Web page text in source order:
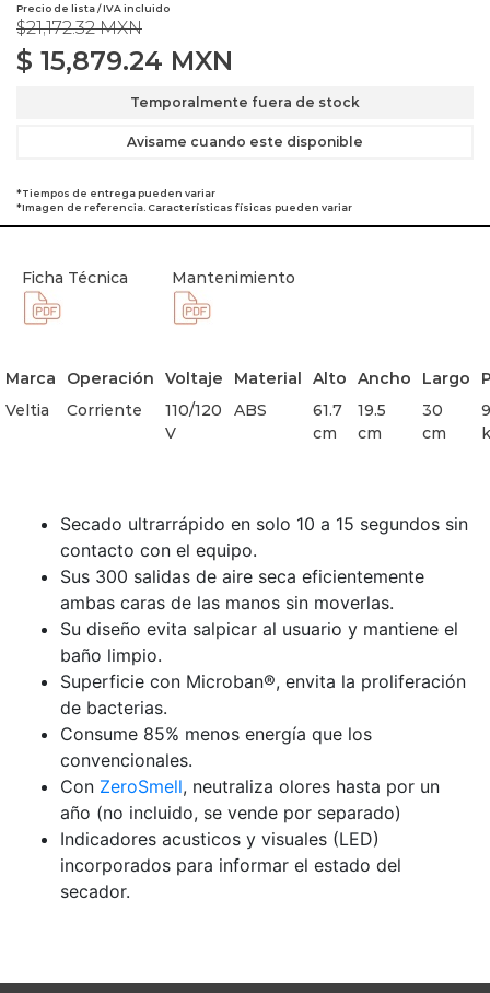
Precio de lista / IVA incluido
$21,172.32 MXN
$ 15,879.24 MXN
Temporalmente fuera de stock
Avisame cuando este disponible
*Tiempos de entrega pueden variar
*Imagen de referencia. Características físicas pueden variar
Ficha Técnica Mantenimiento
Marca Operación Voltaje Material Alto Ancho Largo
Veltia
Corriente
110/120
V
ABS
61.7
cm
19.5
cm
30
cm
Secado ultrarrápido en solo 10 a 15 segundos sin
contacto con el equipo.
Sus 300 salidas de aire seca eficientemente
ambas caras de las manos sin moverlas.
Su diseño evita salpicar al usuario y mantiene el
baño limpio.
Superficie con Microban®, envita la proliferación
de bacterias.
Consume 85% menos energía que los
convencionales.
Con ZeroSmell, neutraliza olores hasta por un
año (no incluido, se vende por separado)
Indicadores acusticos y visuales (LED)
incorporados para informar el estado del
secador.